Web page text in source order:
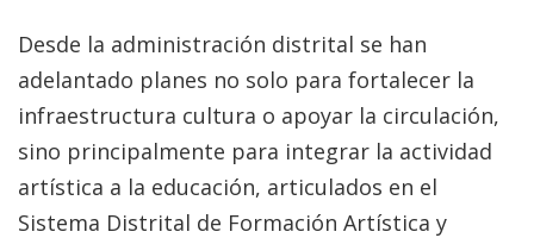
Desde la administración distrital se han
adelantado planes no solo para fortalecer la
infraestructura cultura o apoyar la circulación,
sino principalmente para integrar la actividad
artística a la educación, articulados en el
Sistema Distrital de Formación Artística y